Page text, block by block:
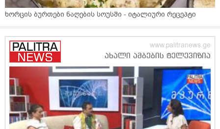
ხორცის ბურთები ნაღების სოუსში - იტალიური რეცეპტი